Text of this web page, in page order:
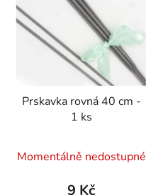
Prskavka rovná 40 cm -
1 ks
hodnocení
produktu
Momentálně nedostupné
9 Kč